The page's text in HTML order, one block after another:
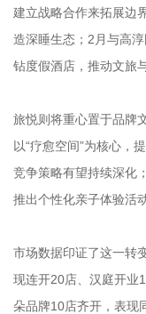
建立战略合作来拓展边
造深睡生态；2月与高
钻度假酒店，推动文旅
旅悦则将重心置于品牌
以“疗愈空间”为核心，
竞争策略有望持续深化
推出个性化亲子体验活
市场数据印证了这一转
现连开20店、汉庭开业
朵品牌10店齐开，表现